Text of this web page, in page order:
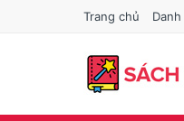
Trang chủ